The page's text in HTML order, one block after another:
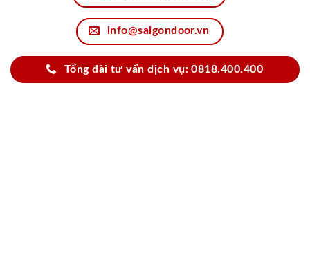
info@saigondoor.vn
Tổng đài tư vấn dịch vụ: 0818.400.400